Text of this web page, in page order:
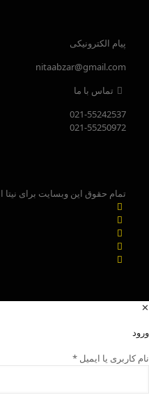
پیام الکترونیکی
nitaabzar@gmail.com
تماس با ما
021-55242537
021-55250972
تمام حقوق این وبسایت برای
✕
ورود
نام کاربری یا ایمیل *